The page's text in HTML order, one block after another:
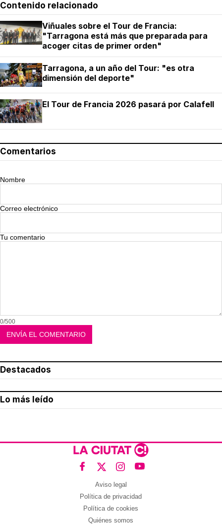
Contenido relacionado
Viñuales sobre el Tour de Francia:
"Tarragona está más que preparada para
acoger citas de primer orden"
Tarragona, a un año del Tour: "es otra
dimensión del deporte"
El Tour de Francia 2026 pasará por Calafell
Comentarios
Nombre
Correo electrónico
Tu comentario
0/500
Destacados
Lo más leído
Aviso legal
Política de privacidad
Política de cookies
Quiénes somos